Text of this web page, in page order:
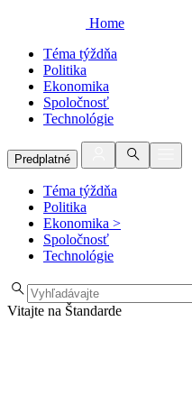
Home
Téma týždňa
Politika
Ekonomika
Spoločnosť
Technológie
Predplatné
Téma týždňa
Politika
Ekonomika >
Spoločnosť
Technológie
Vitajte na Štandarde